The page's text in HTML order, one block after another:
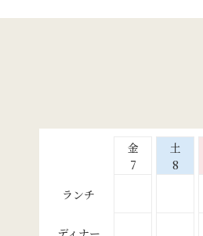
金
7
土
8
ランチ
ディナー